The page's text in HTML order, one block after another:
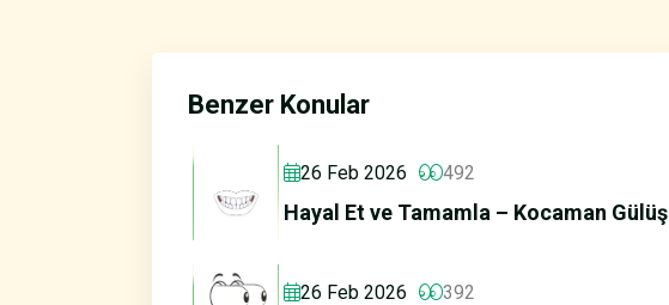
Benzer Konular
26 Feb 2026 492
Hayal Et ve Tamamla – Kocaman Gülüş
26 Feb 2026 392